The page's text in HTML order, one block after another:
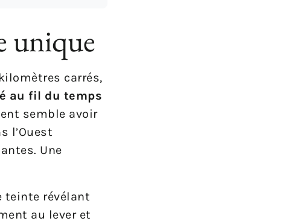
unique
carrés,
au fil du temps
semble avoir
l’Ouest
Une
teinte révélant
au lever et